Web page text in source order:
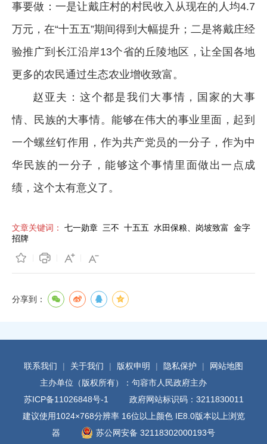
事要做：一是让戴庄村的村民收入从现在的人均4.7
万元，在“十五五”期间得到大幅提升；二是将戴庄经
验推广到长江沿岸13个省的丘陵地区，让全国各地
更多的农民通过生态农业增收致富。
赵亚夫：这个都是我们大事情，国家的大事
情、民族的大事情。能够在伟大的事业里面，起到
一个螺丝钉作用，作为共产党员的一分子，作为中
华民族的一分子，能够这个事情里面做出一点成
绩，这个太有意义了。
文章关键词： 七一勋章 三不 十五五 水田保粮、岗坡致富 金字
招牌
分享到：
联系我们 | 关于我们 | 版权申明 | 隐私保护 |
网站地图
主办单位（版权所有）：句容市人民政府主办
苏ICP备11026848号-1
政府网站标识码：3211830011
建议使用1024×768分辨率 16位以上颜色 IE8.0版本以上浏览
器
苏公网安备 32118302000193号